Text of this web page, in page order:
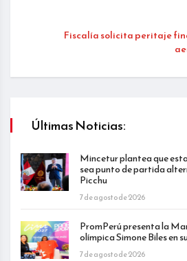
Fiscalía solicita peritaje
Últimas Noticias:
Mincetur plantea que
sea punto de partida
Picchu
7 de agosto de 2026
PromPerú presenta la
olímpica Simone Biles en
7 de agosto de 2026